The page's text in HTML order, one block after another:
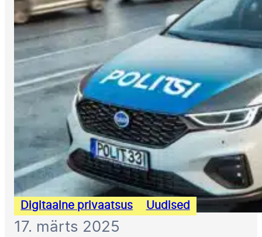
Digitaalne privaatsus Uudised
17. märts 2025